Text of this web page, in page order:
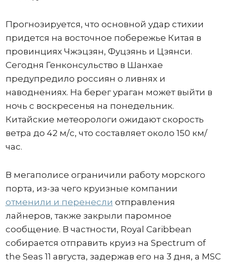
Прогнозируется, что основной удар стихии
придется на восточное побережье Китая в
провинциях Чжэцзян, Фуцзянь и Цзянси.
Сегодня Генконсульство в Шанхае
предупредило россиян о ливнях и
наводнениях. На берег ураган может выйти в
ночь с воскресенья на понедельник.
Китайские метеорологи ожидают скорость
ветра до 42 м/с, что составляет около 150 км/
час.
В мегаполисе ограничили работу морского
порта, из-за чего круизные компании
отменили и перенесли отправления
лайнеров, также закрыли паромное
сообщение. В частности, Royal Caribbean
собирается отправить круиз на Spectrum of
the Seas 11 августа, задержав его на 3 дня, а MSC